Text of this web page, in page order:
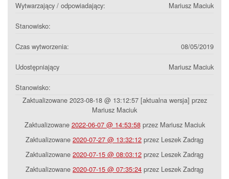
Wytwarzający / odpowiadający: Mariusz Maciuk
Stanowisko:
Czas wytworzenia: 08/05/2019
Udostępniający Mariusz Maciuk
Stanowisko:
Zaktualizowane 2023-08-18 @ 13:12:57 [aktualna wersja] przez
Mariusz Maciuk
Zaktualizowane 2022-06-07 @ 14:53:58przez Mariusz Maciuk
Zaktualizowane 2020-07-27 @ 13:32:12 przez Leszek Zadrąg
Zaktualizowane 2020-07-15 @ 08:03:12 przez Leszek Zadrąg
Zaktualizowane 2020-07-15 @ 07:35:24 przez Leszek Zadrąg